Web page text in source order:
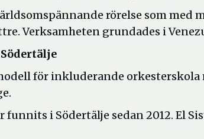
rörelse som
Verksamheten grundades i
för inkluderande
funnits i Södertälje sedan 2012. El